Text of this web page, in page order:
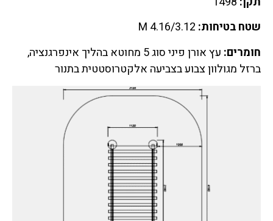
שטח בטיחות:
חומרים:
עץ אורן פיני סוג 5 מחוטא בהליך אינפרגנציה,
ברזל מגולוון צבוע בצביעה אלקטרוסטטית בתנור